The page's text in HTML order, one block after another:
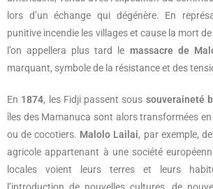
lors d’un échange qui dégénère. En
punitive incendie les villages et cause la mort de
l’on appellera plus tard le massacre de
marquant, symbole de la résistance et des
En 1874, les Fidji passent sous souveraineté
îles des Mamanuca sont alors transformées en
ou de cocotiers. Malolo Lailai, par exemple,
agricole appartenant à une société
locales voient leurs terres et leurs